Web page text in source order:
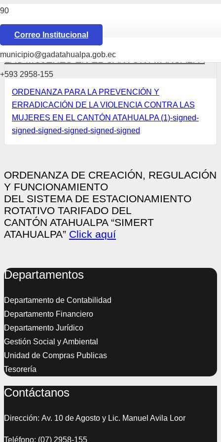
Correo Institucional
municipio@gadatahualpa.gob.ec
+593 2958-155
ORDENANZA PARA LA PREVENCIÓN Y
ERRADICACIÓN DE LA VIOLENCIA CONTRA
LAS MUJERES EN EL CANTÓN ATAHUALPA
ORDENANZA PARA LA PREVENCIÓN Y
ERRADICACIÓN DE LA VIOLENCIA CONTRA LAS
MUJERES EN EL CANTÓN ATAHUALPA (1)-signed-
signed-signed-signed-signed-signed
ORDENANZA DE CREACIÓN, REGULACIÓN
Y FUNCIONAMIENTO
DEL SISTEMA DE ESTACIONAMIENTO
ROTATIVO TARIFADO DEL
CANTÓN ATAHUALPA “SIMERT
ATAHUALPA” Click aquí
Departamentos
Departamento de Contabilidad
Departamento Financiero
Departamento Jurídico
Gestión Social y Ambiental
Unidad de Compras Publicas
Tesorería
Contáctanos
Dirección: Av. 10 de Agosto y Lic. Manuel Avila Loor
Teléfono: (07) 2958-155